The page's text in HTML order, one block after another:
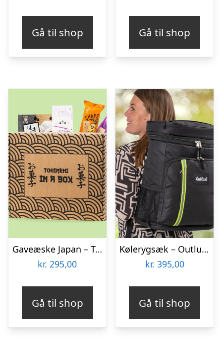
Gå til shop Gå til shop
Gaveæske Japan – Tokimeki
kr. 295,00
Gå til shop
Kølerygsæk – Outlust
kr. 395,00
Gå til shop